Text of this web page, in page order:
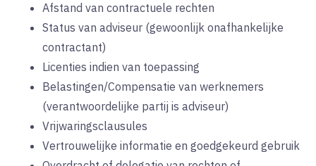
Afstand van contractuele rechten
Status van adviseur (gewoonlijk onafhankelijke
contractant)
Licenties indien van toepassing
Belastingen/Compensatie van werknemers
(verantwoordelijke partij is adviseur)
Vrijwaringsclausules
Vertrouwelijke informatie en goedgekeurd gebruik